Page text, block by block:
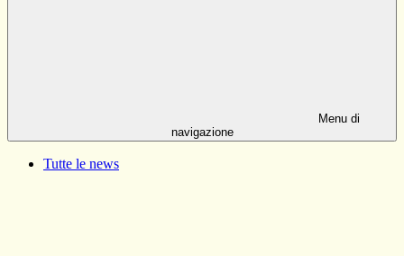
Menu di
navigazione
Tutte le news